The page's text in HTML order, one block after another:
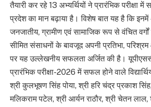
तैयारी कर रहे 13 अभ्यर्थियों ने प्रारंभिक परीक्षा
प्रदेश का मान बढ़ाया है। विशेष बात यह है कि इनमें
जनजातीय, ग्रामीण एवं सामाजिक रूप से वंचित
सीमित संसाधनों के बावजूद अपनी प्रतिभा,
पर यह उल्लेखनीय सफलता अर्जित की है।
प्रारंभिक परीक्षा-2026 में सफल होने वाले
श्री कुलभूषण सिंह पोया, श्री हरि चंद्र प्रकाश
मलिकराम पटेल, श्री आर्यन राठौर, श्री चेतन